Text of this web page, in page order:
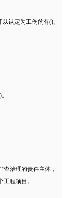
认定为工伤的有()。
查治理的责任主体，
程项目。